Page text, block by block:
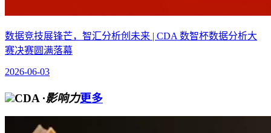
数据竞技展锋芒，智汇分析创未来 | CDA 数智杯数据分析大
赛决赛圆满落幕
2026-06-03
CDA ·影响力更多